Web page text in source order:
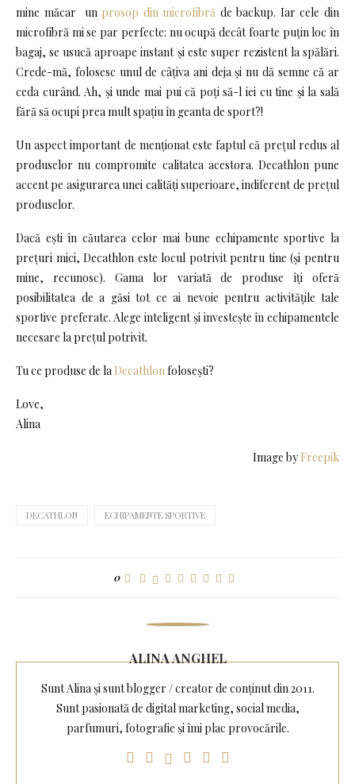
mine măcar un prosop din microfibră de backup. Iar cele din
microfibră mi se par perfecte: nu ocupă decât foarte puțin loc în
bagaj, se usucă aproape instant și este super rezistent la spălări.
Crede-mă, folosesc unul de câțiva ani deja și nu dă semne că ar
ceda curând. Ah, și unde mai pui că poți să-l iei cu tine și la sală
fără să ocupi prea mult spațiu în geanta de sport?!
Un aspect important de menționat este faptul că prețul redus al
produselor nu compromite calitatea acestora. Decathlon pune
accent pe asigurarea unei calități superioare, indiferent de prețul
produselor.
Dacă ești în căutarea celor mai bune echipamente sportive la
prețuri mici, Decathlon este locul potrivit pentru tine (și pentru
mine, recunosc). Gama lor variată de produse îți oferă
posibilitatea de a găsi tot ce ai nevoie pentru activitățile tale
sportive preferate. Alege inteligent și investește în echipamentele
necesare la prețul potrivit.
Tu ce produse de la Decathlonfolosești?
Love,
Alina
Image byFreepik
DECATHLON ECHIPAMENTE SPORTIVE
0
ALINA ANGHEL
Sunt Alina și sunt blogger / creator de conținut din 2011.
Sunt pasionată de digital marketing, social media,
parfumuri, fotografie și îmi plac provocările.